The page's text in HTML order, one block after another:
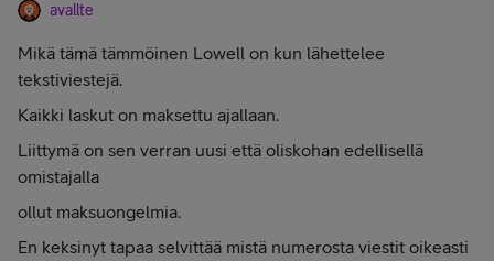
avallte
Mikä tämä tämmöinen Lowell on kun lähettelee
tekstiviestejä.
Kaikki laskut on maksettu ajallaan.
Liittymä on sen verran uusi että oliskohan edellisellä
omistajalla
ollut maksuongelmia.
En keksinyt tapaa selvittää mistä numerosta viestit oikeasti